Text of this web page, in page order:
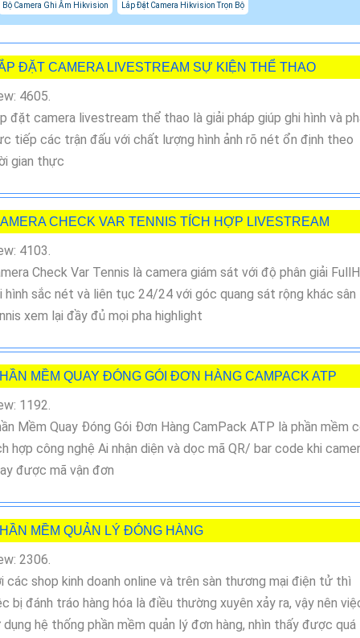
Bộ Camera Ghi Âm Hikvision Lắp Đặt Camera Hikvision Trọn Bộ
ĐẶT CAMERA LIVESTREAM SỰ KIỆN THỂ THAO
4605.
đặt camera livestream thể thao là giải pháp giúp ghi hình và
tiếp các trận đấu với chất lượng hình ảnh rõ nét ổn định theo
gian thực
CHECK VAR TENNIS TÍCH HỢP LIVESTREAM
4103.
Check Var Tennis là camera giám sát với độ phân giải
hình sắc nét và liên tục 24/24 với góc quang sát rộng khác sân
xem lại đầy đủ mọi pha highlight
MỀM QUAY ĐÓNG GÓI ĐƠN HÀNG CAMPACK ATP
1192.
Mềm Quay Đóng Gói Đơn Hàng CamPack ATP là phần mềm
hợp công nghệ Ai nhận diện và dọc mã QR/ bar code khi
được mã vận đơn
MỀM QUẢN LÝ ĐÓNG HÀNG
2306.
các shop kinh doanh online và trên sàn thương mại điện tử thì
bị đánh tráo hàng hóa là điều thường xuyên xảy ra, vậy nên
dụng hệ thống phần mềm quản lý đơn hàng, nhìn thấy được quá